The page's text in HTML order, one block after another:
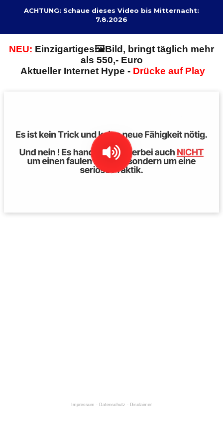
ACHTUNG: Schaue dieses Video bis Mitternacht:
7.8.2026
NEU: Einzigartiges🖼️Bild, bringt täglich mehr
als 550,- Euro
Aktueller Internet Hype - Drücke auf Play
Impressum - Datenschutz - Disclaimer